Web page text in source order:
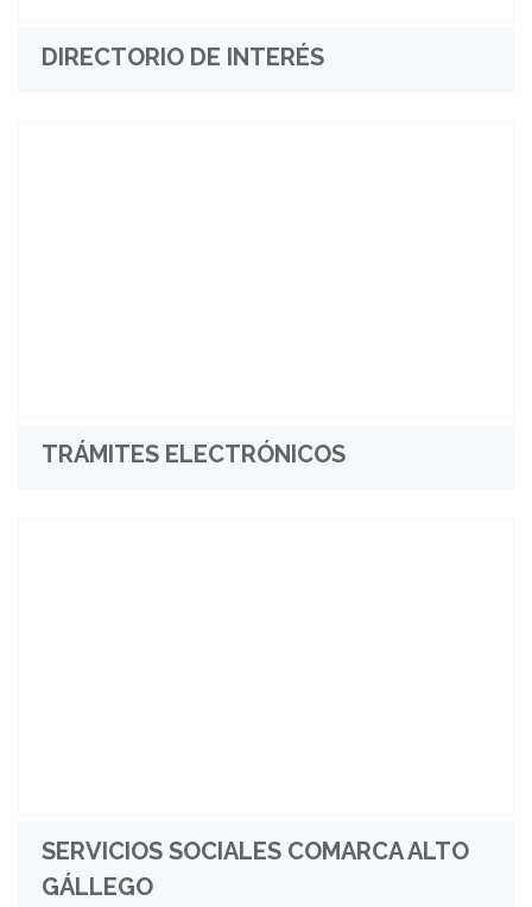
DIRECTORIO DE INTERÉS
TRÁMITES ELECTRÓNICOS
SERVICIOS SOCIALES COMARCA ALTO
GÁLLEGO